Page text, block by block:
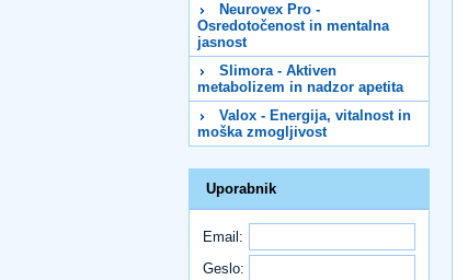
Neurovex Pro -
Osredotočenost in mentalna
jasnost
Slimora - Aktiven
metabolizem in nadzor apetita
Valox - Energija, vitalnost in
moška zmogljivost
Uporabnik
Email:
Geslo: